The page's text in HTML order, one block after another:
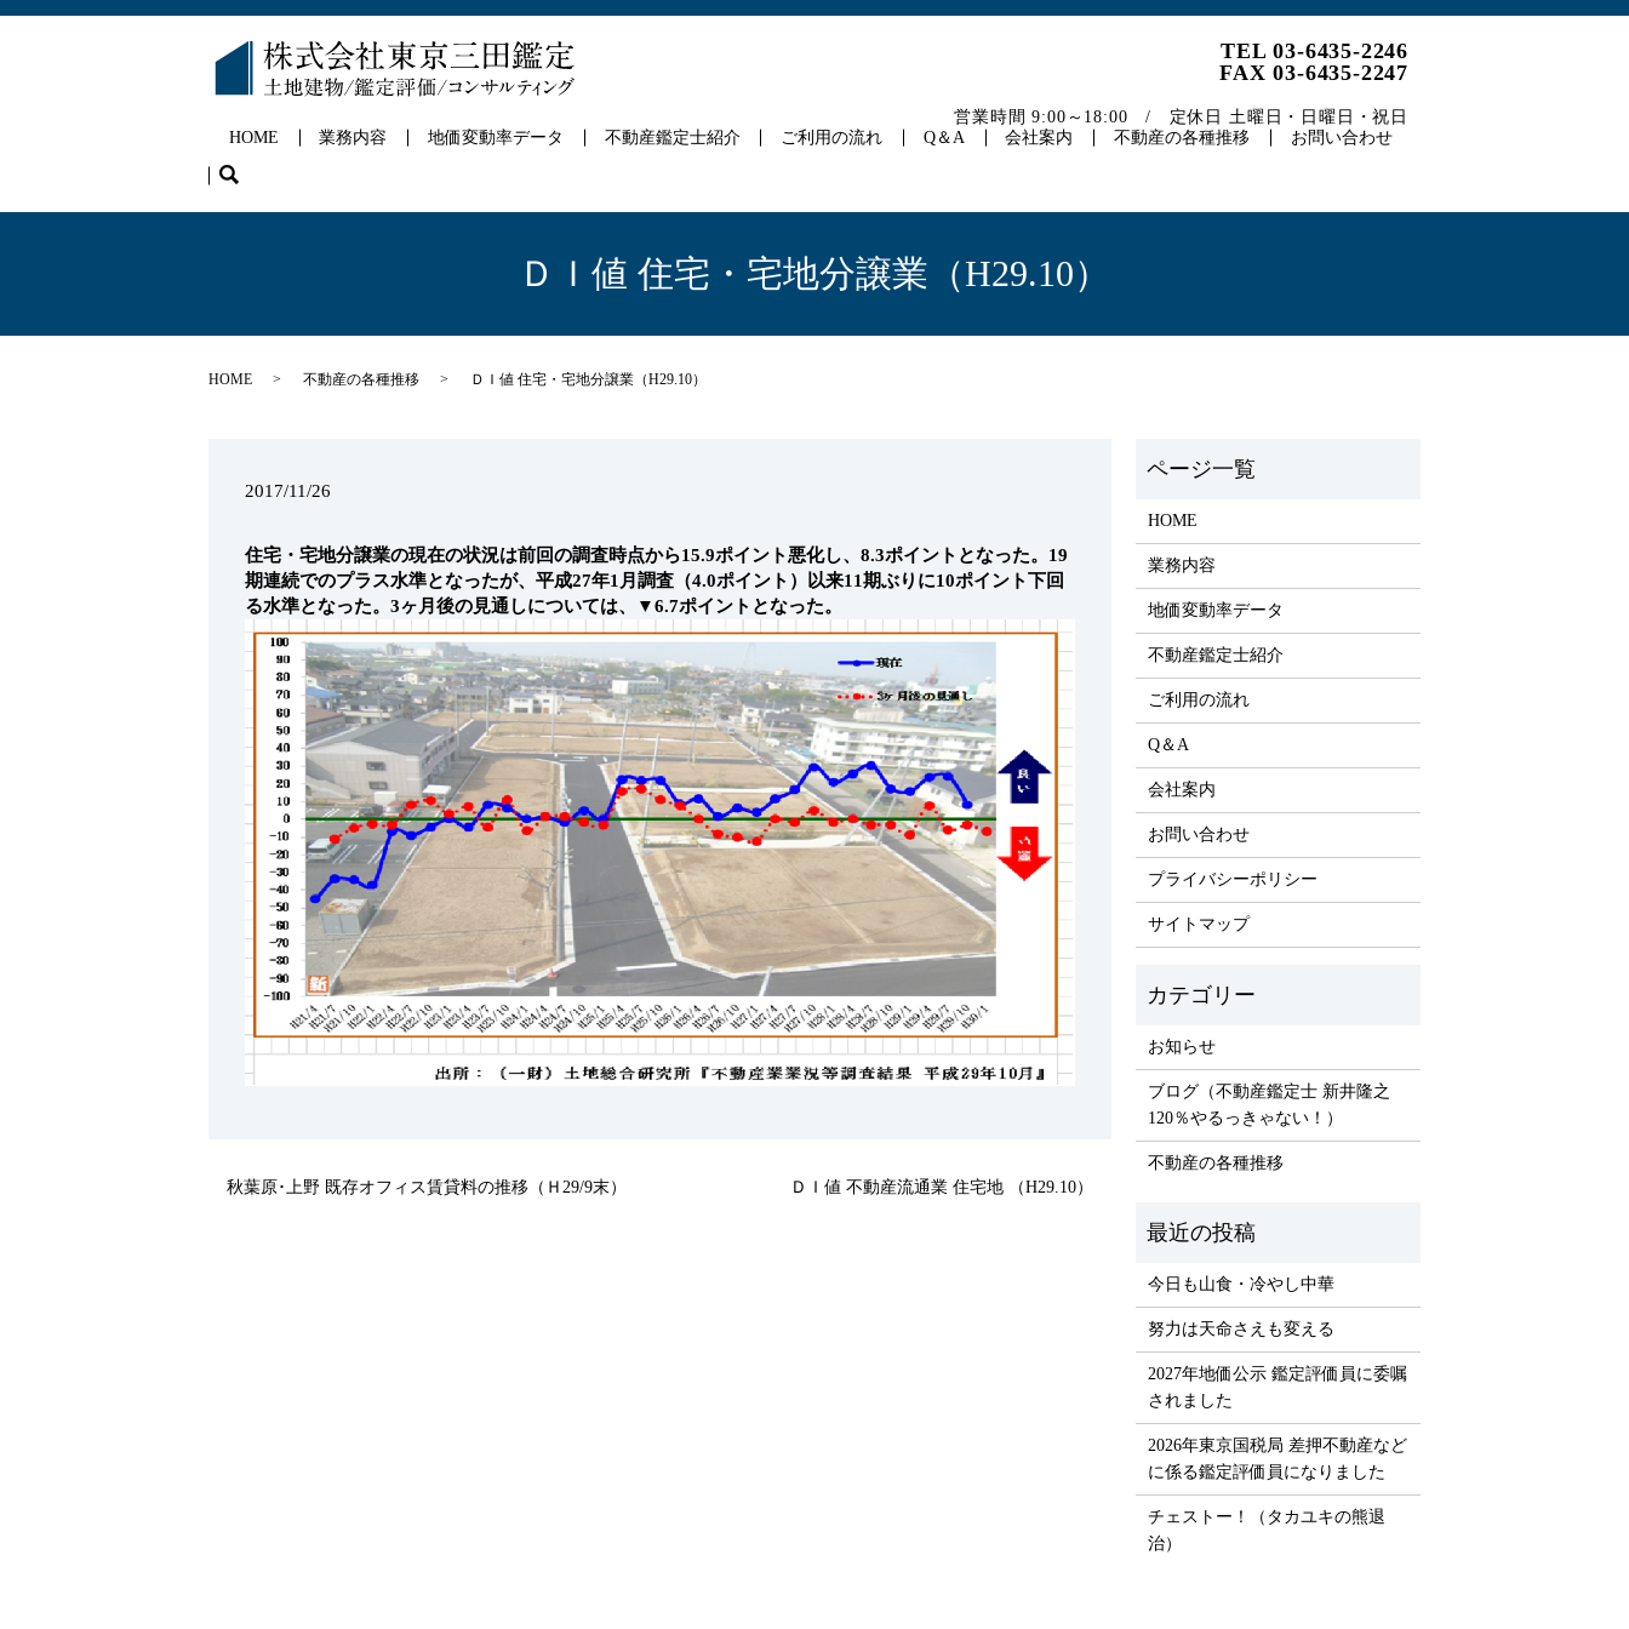
HOME 業務内容 地価変動率データ 不動産鑑定士紹介 ご利用の流れ Q＆A 会社案内 不動産の各種推移 お問い合わせ
search
TEL 03-6435-2246
FAX 03-6435-2247
営業時間 9:00～18:00 / 定休日 土曜日・日曜日・祝日
ＤＩ値 住宅・宅地分譲業（H29.10）
HOME 不動産の各種推移 ＤＩ値 住宅・宅地分譲業（H29.10）
2017/11/26
住宅・宅地分譲業の現在の状況は前回の調査時点から15.9ポイント悪化し、8.3ポイントとなった。19
期連続でのプラス水準となったが、平成27年1月調査（4.0ポイント）以来11期ぶりに10ポイント下回
る水準となった。3ヶ月後の見通しについては、▼6.7ポイントとなった。
秋葉原･上野 既存オフィス賃貸料の推移（Ｈ29/9末） ＤＩ値 不動産流通業 住宅地 （H29.10）
HOME
業務内容
地価変動率データ
不動産鑑定士紹介
ご利用の流れ
Q＆A
会社案内
お問い合わせ
プライバシーポリシー
サイトマップ
お知らせ
ブログ（不動産鑑定士 新井隆之
120％やるっきゃない！）
不動産の各種推移
今日も山食・冷やし中華
努力は天命さえも変える
2027年地価公示 鑑定評価員に委嘱
されました
2026年東京国税局 差押不動産など
に係る鑑定評価員になりました
チェストー！（タカユキの熊退
治）